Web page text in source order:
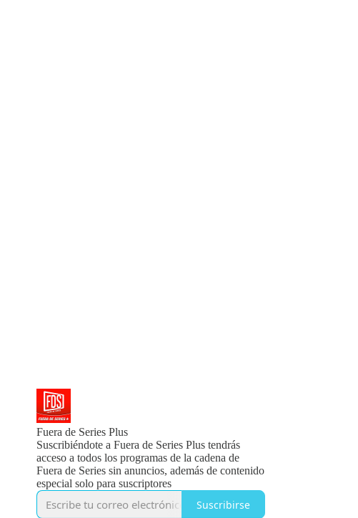
Fuera de Series Plus
Suscribiéndote a Fuera de Series Plus tendrás
acceso a todos los programas de la cadena de
Fuera de Series sin anuncios, además de contenido
especial solo para suscriptores
Suscribirse